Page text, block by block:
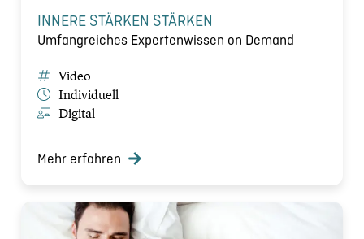
INNERE STÄRKEN STÄRKEN
Umfangreiches Expertenwissen on Demand
Video
Individuell
Digital
Mehr erfahren